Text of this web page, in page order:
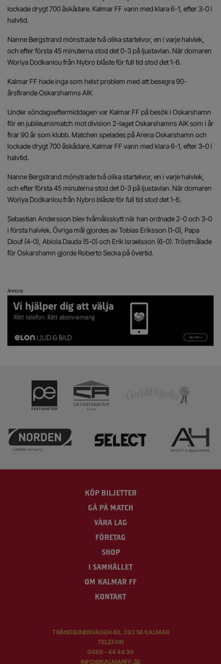
lockade drygt 700 åskådare. Kalmar FF vann med klara 6-1, efter 3-0 i
halvtid.
Nanne Bergstrand mönstrade två olika startelvor, en i varje halvlek,
och efter första 45 minuterna stod det 0-3 på ljustavlan. När domaren
Woriya Dodkanlou från Nybro blåste för full tid stod det 1-6.
Kalmar FF hade inga som helst problem med att besegra 90-
årsfirande Oskarshamns AIK
Under söndagseftermiddagen var Kalmar FF på besök i Oskarshamn
för en jubileumsmatch mot division 2-laget Oskarshamns AIK som i år
firar 90 år som klubb. Matchen spelades på Arena Oskarshamn och
lockade drygt 700 åskådare. Kalmar FF vann med klara 6-1, efter 3-0 i
halvtid.
Nanne Bergstrand mönstrade två olika startelvor, en i varje halvlek,
och efter första 45 minuterna stod det 0-3 på ljustavlan. När domaren
Woriya Dodkanlou från Nybro blåste för full tid stod det 1-6.
Sebastian Andersson blev tvåmålsskytt när han ordnade 2-0 och 3-0
i första halvlek. Övriga mål gjordes av Tobias Eriksson (1-0), Papa
Diouf (4-0), Abiola Dauda (5-0) och Erik Israelsson (6-0). Tröstmålade
för Oskarshamn gjorde Roberto Secka på övertid.
Annons
KÖP BILJETTER
GÅ PÅ MATCH
VÅRA LAG
FÖRETAG
SHOP
I SAMHÄLLET
OM KALMAR FF
KONTAKT
TRÅNGSUNDSVÄGEN 40, 393 56 KALMAR
TELEFON
0480 – 44 44 30
INFO@KALMARFF.SE